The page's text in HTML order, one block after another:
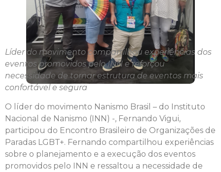
Líder do movimento compartilhou experiências dos
eventos promovidos pelo INN e reforçou
necessidade de tornar estrutura de eventos mais
confortável e segura
O líder do movimento Nanismo Brasil – do Instituto
Nacional de Nanismo (INN) -, Fernando Vigui,
participou do Encontro Brasileiro de Organizações de
Paradas LGBT+. Fernando compartilhou experiências
sobre o planejamento e a execução dos eventos
promovidos pelo INN e ressaltou a necessidade de